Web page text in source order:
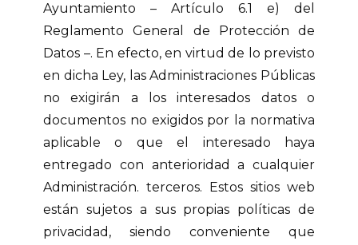
Ayuntamiento – Artículo 6.1 e) del
Reglamento General de Protección de
Datos –. En efecto, en virtud de lo previsto
en dicha Ley, las Administraciones Públicas
no exigirán a los interesados datos o
documentos no exigidos por la normativa
aplicable o que el interesado haya
entregado con anterioridad a cualquier
Administración. terceros. Estos sitios web
están sujetos a sus propias políticas de
privacidad, siendo conveniente que